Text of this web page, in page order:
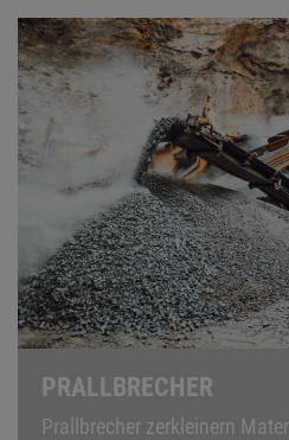
PRALLBRECHER
Prallbrecher zerkleinern